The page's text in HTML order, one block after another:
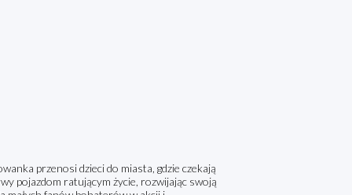
przenosi dzieci do miasta, gdzie czekają
pojazdom ratującym życie, rozwijając swoją